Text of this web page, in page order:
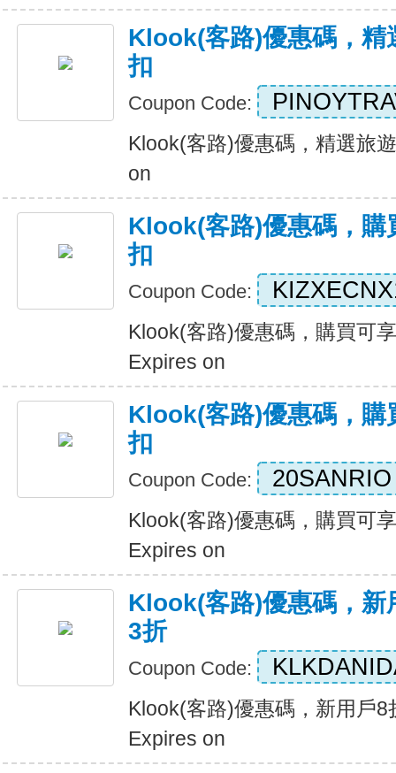
Klook(客路)優惠碼，精
扣
Coupon Code:
Klook(客路)優惠碼，精選旅
on
Klook(客路)優惠碼，購
扣
Coupon Code:
Klook(客路)優惠碼，購買可
Expires on
Klook(客路)優惠碼，購
扣
Coupon Code: 20SANRIO
Klook(客路)優惠碼，購買可
Expires on
Klook(客路)優惠碼，新
3折
Coupon Code:
Klook(客路)優惠碼，新用戶8
Expires on